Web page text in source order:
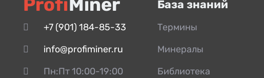
ProfiMiner
+7 (901) 184-85-33
info@profiminer.ru
Пн:Пт 10:00-19:00
База знаний
Термины
Минералы
Библиотека